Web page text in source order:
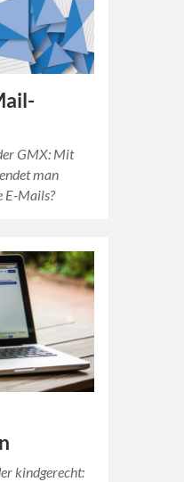
GMX: Mit
man
E-Mails?
kindgerecht: